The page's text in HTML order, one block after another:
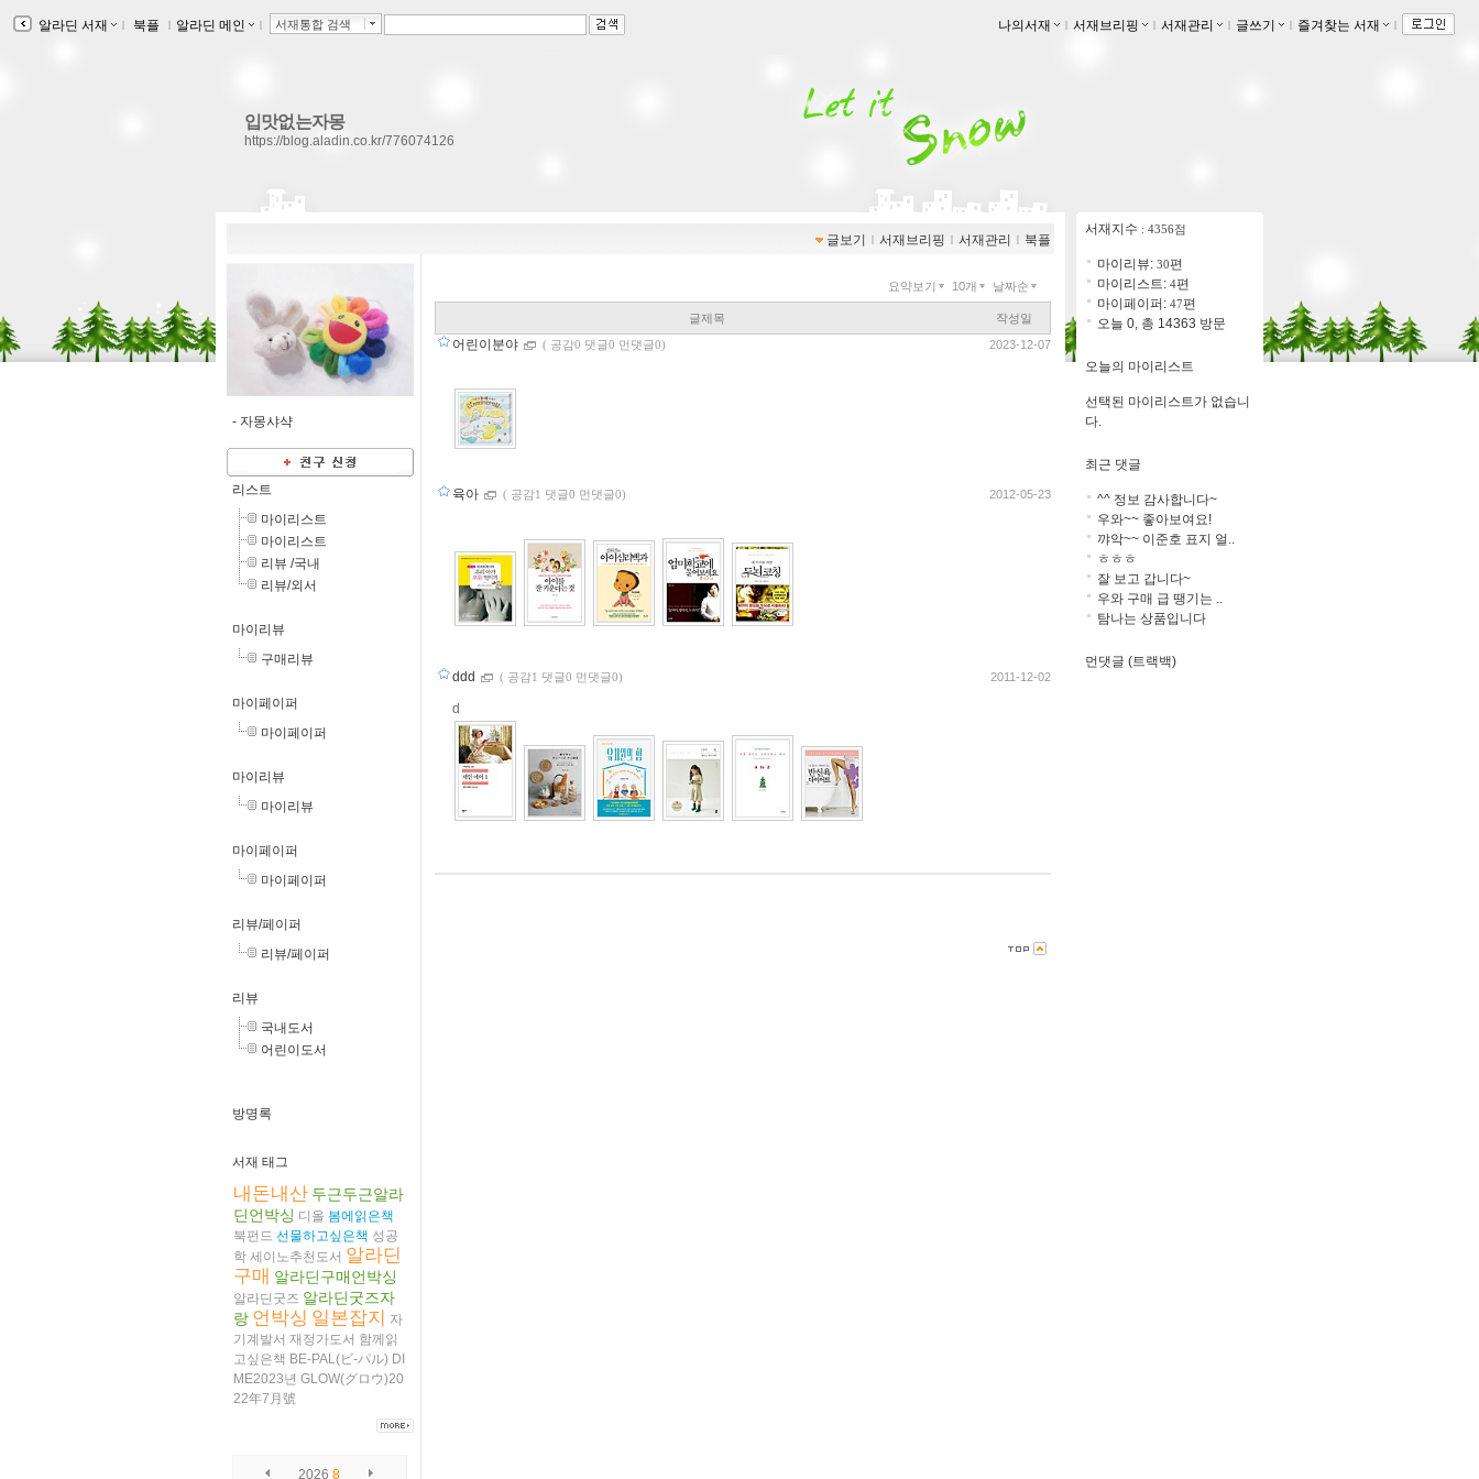
알라딘 서재 ｌ 북플 ｌ 알라딘 메인 ｌ 서재통합 검색 나의서재 ｌ 서재브리핑 ｌ 서재관리 ｌ 글쓰기 ｌ 즐겨찾는 서재 ｌ
입맛없는자몽
https://blog.aladin.co.kr/776074126
글보기 ｌ 서재브리핑 ｌ 서재관리 ｌ 북플
- 자몽샤샥
리스트
마이리스트
마이리스트
리뷰 /국내
리뷰/외서
마이리뷰
구매리뷰
마이페이퍼
마이페이퍼
마이리뷰
마이리뷰
마이페이퍼
마이페이퍼
리뷰/페이퍼
리뷰/페이퍼
리뷰
국내도서
어린이도서
방명록
서재 태그
내돈내산 두근두근알라
딘언박싱 디올 봄에읽은책
북펀드 선물하고싶은책 성공
학 세이노추천도서 알라딘
구매 알라딘구매언박싱
알라딘굿즈 알라딘굿즈자
랑 언박싱 일본잡지 자
기계발서 재정가도서 함께읽
고싶은책 BE-PAL(ビ-パル) DI
ME2023년 GLOW(グロウ)20
22年7月號
2026 8
요약보기 10개 날짜순
글제목 작성일
어린이분야 ( 공감0 댓글0 먼댓글0) 2023-12-07
육아 ( 공감1 댓글0 먼댓글0) 2012-05-23
ddd ( 공감1 댓글0 먼댓글0) 2011-12-02
d
서재지수 : 4356점
마이리뷰: 30편
마이리스트: 4편
마이페이퍼: 47편
오늘 0, 총 14363 방문
오늘의 마이리스트
선택된 마이리스트가 없습니
다.
최근 댓글
^^ 정보 감사합니다~
우와~~ 좋아보여요!
꺄악~~ 이준호 표지 얼..
ㅎㅎㅎ
잘 보고 갑니다~
우와 구매 급 땡기는 ..
탐나는 상품입니다
먼댓글 (트랙백)